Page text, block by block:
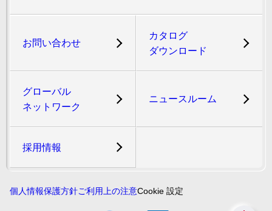
お問い合わせ
カタログ
ダウンロード
グローバル
ネットワーク
ニュースルーム
採用情報
個人情報保護方針ご利用上の注意Cookie 設定